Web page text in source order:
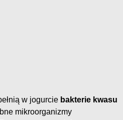
w jogurcie bakterie kwasu
mikroorganizmy